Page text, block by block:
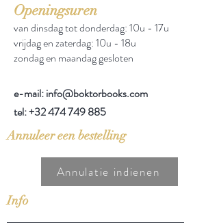
Openingsuren
van dinsdag tot donderdag: 10u - 17u
vrijdag en zaterdag: 10u - 18u
zondag en maandag gesloten
e-mail: info@boktorbooks.com
tel:+32 474 749 885
Annuleer een bestelling
Annulatie indienen
Info